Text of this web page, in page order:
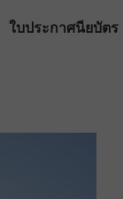
ใบประกาศนียบัตร